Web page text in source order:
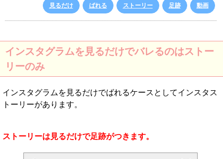
見るだけ
ばれる ストーリー 足跡 動画
インスタグラムを見るだけでバレるのはストー
リーのみ
インスタグラムを見るだけでばれるケースとしてインスタス
トーリーがあります。
ストーリーは見るだけで足跡がつきます。